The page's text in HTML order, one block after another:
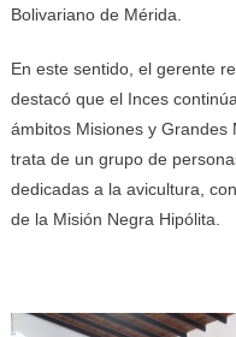
Bolivariano de Mérida.
En este sentido, el gerente
destacó que el Inces
ámbitos Misiones y Grandes
trata de un grupo de
dedicadas a la avicultura,
de la Misión Negra Hipólita.